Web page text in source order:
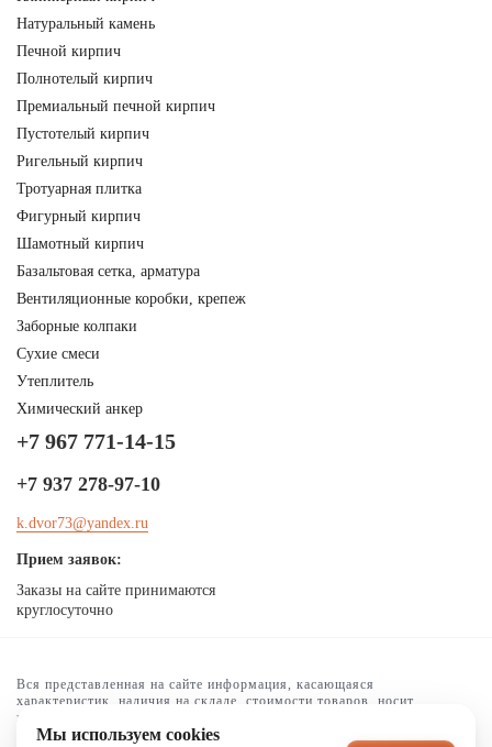
Натуральный камень
Печной кирпич
Полнотелый кирпич
Премиальный печной кирпич
Пустотелый кирпич
Ригельный кирпич
Тротуарная плитка
Фигурный кирпич
Шамотный кирпич
Базальтовая сетка, арматура
Вентиляционные коробки, крепеж
Заборные колпаки
Сухие смеси
Утеплитель
Химический анкер
+7 967 771-14-15
+7 937 278-97-10
k.dvor73@yandex.ru
Прием заявок:
Заказы на сайте принимаются
круглосуточно
Вся представленная на сайте информация, касающаяся
характеристик, наличия на складе, стоимости товаров, носит
информационный характер и ни при каких условиях не является
публичной офертой, определяемой положениями Статьи 437(2) ГК
Мы используем cookies